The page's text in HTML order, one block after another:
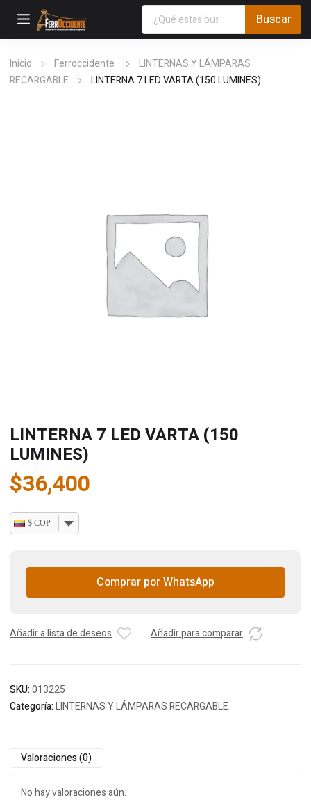
Inicio Ferroccidente
LINTERNAS Y LÁMPARAS
RECARGABLE
LINTERNA 7 LED VARTA (150 LUMINES)
LINTERNA 7 LED VARTA (150
LUMINES)
$36,400
$ COP
Comprar por WhatsApp
Añadir a lista de deseos Añadir para comparar
SKU:013225
Categoría:LINTERNAS Y LÁMPARAS RECARGABLE
Valoraciones (0)
No hay valoraciones aún.